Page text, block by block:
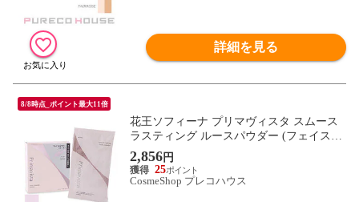
詳細を見る
8/8時点_ポイント最大11倍
花王ソフィーナ プリマヴィスタ スムース
ラスティング ルースパウダー (フェイスパ
ウダー) 12.5g #ラベンダー レフィル
2,856円
25
CosmeShop プレコハウス